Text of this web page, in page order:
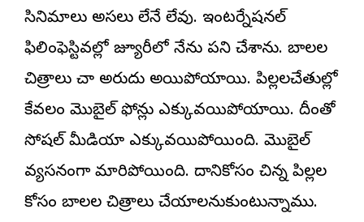
సినిమాలు అసలు లేనే లేవు. ఇంటర్నేషనల్‌
ఫిలింఫెస్టివల్లో జ్యూరీలో నేను పని చేశాను. బాలల
చిత్రాలు చాలా అరుదు అయిపోయాయి. పిల్లలచేతుల్లో
కేవలం మొబైల్‌ ఫోన్లు ఎక్కువయిపోయాయి. దీంతో
సోషల్‌ మీడియా ఎక్కువయిపోయింది. మొబైల్‌
వ్యసనంగా మారిపోయింది. దానికోసం చిన్న పిల్లల
కోసం బాలల చిత్రాలు చేయాలనుకుంటున్నాము.